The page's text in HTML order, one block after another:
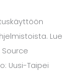
Lue
Source
Uusi-Taipei